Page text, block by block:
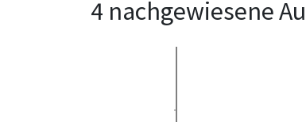
4 nachgewiesene